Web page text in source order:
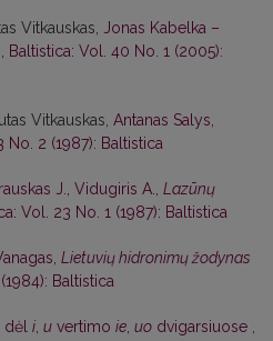
Vitkauskas,
Jonas Kabelka –
Baltistica: Vol. 40 No. 1 (2005):
Vitkauskas, Antanas Salys,
No. 2 (1987): Baltistica
J., Vidugiris A., Lazūnų
Vol. 23 No. 1 (1987): Baltistica
Lietuvių hidronimų žodynas
Baltistica
dėl i u vertimo ie uo dvigarsiuose